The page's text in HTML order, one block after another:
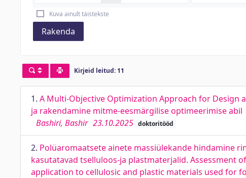
Kuva ainult täistekste
Rakenda
Kirjeid leitud: 11
1. A Multi-Objective Optimization Approach for Design
ja rakendamine mitme-eesmärgilise optimeerimise abil
Bashiri, Bashir 23.10.2025 doktoritööd
2. Polüaromaatsete ainete massiülekande hindamine
kasutatavad tselluloos-ja plastmaterjalid. Assessment
application to cellulosic and plastic materials used for